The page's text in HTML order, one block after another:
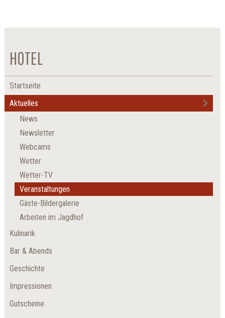
HOTEL
Startseite
Aktuelles
News
Newsletter
Webcams
Wetter
Wetter-TV
Veranstaltungen
Gäste-Bildergalerie
Arbeiten im Jagdhof
Kulinarik
Bar & Abends
Geschichte
Impressionen
Gutscheine